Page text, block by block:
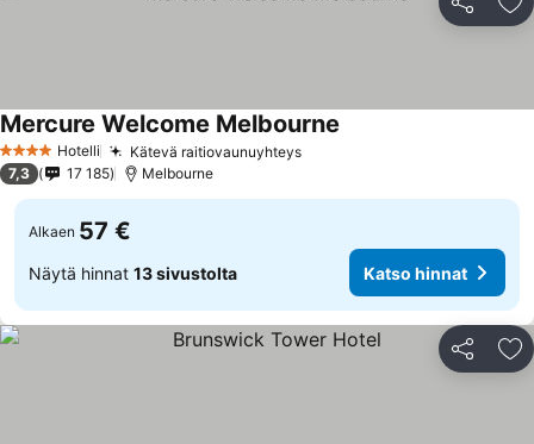
Jaa
4 Tähtiluokitus
Hotelli Kätevä raitiovaunuyhteys
Mercure Welcome Melbourne
7,3 17 185 Melbourne
Alkaen 57 €
Näytä hinnat 13 sivustolta Katso hinnat
Jaa